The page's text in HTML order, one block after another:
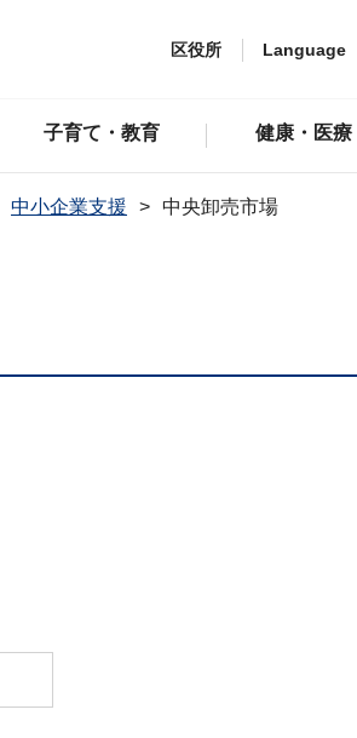
区役所 Language
子育て・教育 健康・医療
中小企業支援 中央卸売市場